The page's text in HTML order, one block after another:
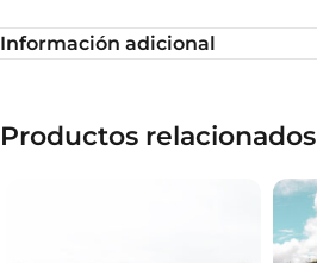
Información adicional
Productos relacionados